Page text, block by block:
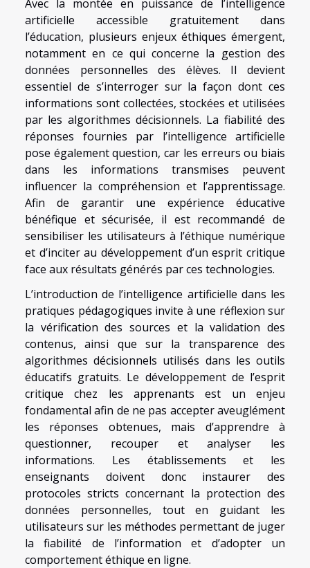
Avec la montée en puissance de l’intelligence
artificielle accessible gratuitement dans
l’éducation, plusieurs enjeux éthiques émergent,
notamment en ce qui concerne la gestion des
données personnelles des élèves. Il devient
essentiel de s’interroger sur la façon dont ces
informations sont collectées, stockées et utilisées
par les algorithmes décisionnels. La fiabilité des
réponses fournies par l’intelligence artificielle
pose également question, car les erreurs ou biais
dans les informations transmises peuvent
influencer la compréhension et l’apprentissage.
Afin de garantir une expérience éducative
bénéfique et sécurisée, il est recommandé de
sensibiliser les utilisateurs à l’éthique numérique
et d’inciter au développement d’un esprit critique
face aux résultats générés par ces technologies.
L’introduction de l’intelligence artificielle dans les
pratiques pédagogiques invite à une réflexion sur
la vérification des sources et la validation des
contenus, ainsi que sur la transparence des
algorithmes décisionnels utilisés dans les outils
éducatifs gratuits. Le développement de l’esprit
critique chez les apprenants est un enjeu
fondamental afin de ne pas accepter aveuglément
les réponses obtenues, mais d’apprendre à
questionner, recouper et analyser les
informations. Les établissements et les
enseignants doivent donc instaurer des
protocoles stricts concernant la protection des
données personnelles, tout en guidant les
utilisateurs sur les méthodes permettant de juger
la fiabilité de l’information et d’adopter un
comportement éthique en ligne.